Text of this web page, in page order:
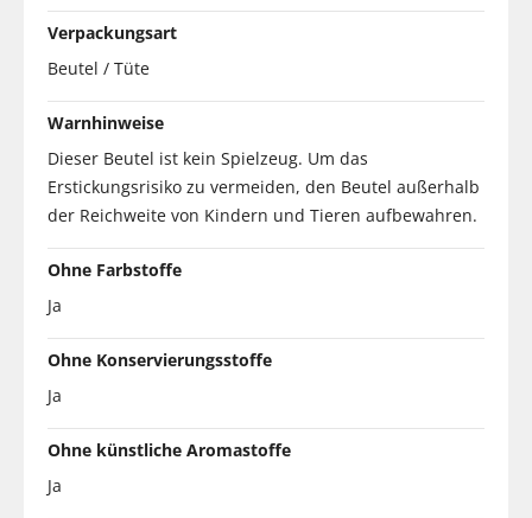
Verpackungsart
Beutel / Tüte
Warnhinweise
Dieser Beutel ist kein Spielzeug. Um das
Erstickungsrisiko zu vermeiden, den Beutel außerhalb
der Reichweite von Kindern und Tieren aufbewahren.
Ohne Farbstoffe
Ja
Ohne Konservierungsstoffe
Ja
Ohne künstliche Aromastoffe
Ja